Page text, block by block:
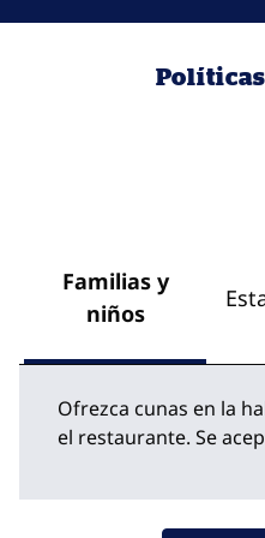
Familias y
niños
Ofrezca cunas en la
el restaurante. Se